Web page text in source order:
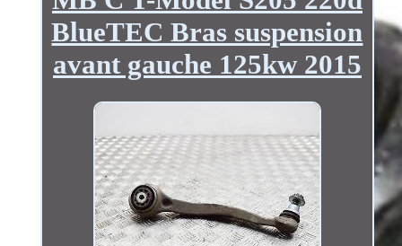
BlueTEC Bras suspension
avant gauche 125kw 2015